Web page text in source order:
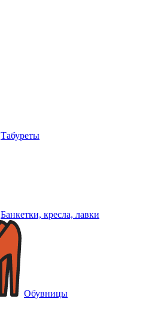
Табуреты
Банкетки, кресла, лавки
Обувницы